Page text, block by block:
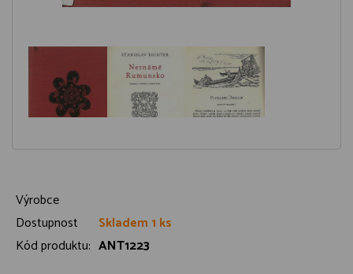
Výrobce
Dostupnost
Skladem 1 ks
Kód produktu: ANT1223